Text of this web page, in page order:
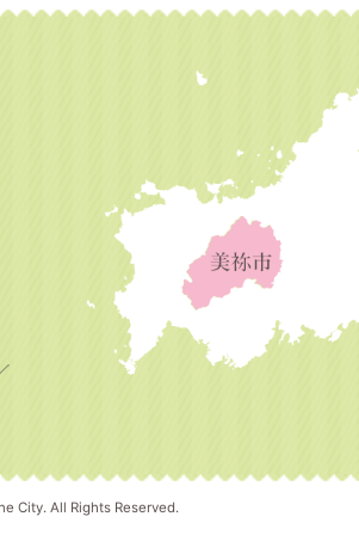
City. All Rights Reserved.